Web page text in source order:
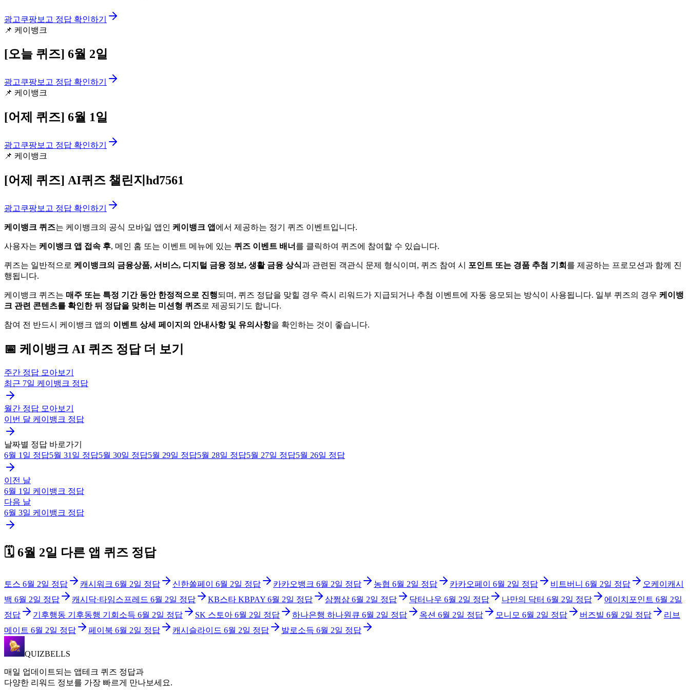
광고쿠팡보고 정답 확인하기
📌 케이뱅크
[오늘 퀴즈] 6월 2일
광고쿠팡보고 정답 확인하기
📌 케이뱅크
[어제 퀴즈] 6월 1일
광고쿠팡보고 정답 확인하기
📌 케이뱅크
[어제 퀴즈] AI퀴즈 챌린지hd7561
광고쿠팡보고 정답 확인하기
케이뱅크 퀴즈는 케이뱅크의 공식 모바일 앱인 케이뱅크 앱 에서 제공하는 정기 퀴즈 이벤트입니다.
사용자는 케이뱅크 앱 접속 후, 메인 홈 또는 이벤트 메뉴에 있는 퀴즈 이벤트 배너 를 클릭하여 퀴즈에 참여할 수 있습니다.
퀴즈는 일반적으로 케이뱅크의 금융상품, 서비스, 디지털 금융 정보, 생활 금융 상식과 관련된 객관식 문제 형식이며, 퀴즈 참여 시 포인트 또는 경품 추첨 기회 를 제공하는 프로모션과 함께 진
행됩니다.
케이뱅크 퀴즈는 매주 또는 특정 기간 동안 한정적으로 진행되며, 퀴즈 정답을 맞힐 경우 즉시 리워드가 지급되거나 추첨 이벤트에 자동 응모되는 방식이 사용됩니다. 일부 퀴즈의 경우 케이뱅
크 관련 콘텐츠를 확인한 뒤 정답을 맞히는 미션형 퀴즈로 제공되기도 합니다.
참여 전 반드시 케이뱅크 앱의 이벤트 상세 페이지의 안내사항 및 유의사항을 확인하는 것이 좋습니다.
📅 케이뱅크 AI 퀴즈 정답 더 보기
주간 정답 모아보기
최근 7일 케이뱅크 정답
월간 정답 모아보기
이번 달 케이뱅크 정답
날짜별 정답 바로가기
6월 1일 정답5월 31일 정답5월 30일 정답5월 29일 정답5월 28일 정답5월 27일 정답5월 26일 정답
이전 날
6월 1일 케이뱅크 정답
다음 날
6월 3일 케이뱅크 정답
🗓️ 6월 2일 다른 앱 퀴즈 정답
토스 6월 2일 정답 캐시워크 6월 2일 정답 신한쏠페이 6월 2일 정답 카카오뱅크 6월 2일 정답 농협 6월 2일 정답 카카오페이 6월 2일 정답 비트버니 6월 2일 정답
오케이캐시
백 6월 2일 정답 캐시닥·타임스프레드 6월 2일 정답 KB스타 KBPAY 6월 2일 정답 삼쩜삼 6월 2일 정답 닥터나우 6월 2일 정답 나만의 닥터 6월 2일 정답 에이치포인트 6월 2일
정답
기후행동 기후동행 기회소득 6월 2일 정답 SK 스토아 6월 2일 정답 하나은행 하나원큐 6월 2일 정답 옥션 6월 2일 정답 모니모 6월 2일 정답 버즈빌 6월 2일 정답
리브
메이트 6월 2일 정답 페이북 6월 2일 정답 캐시슬라이드 6월 2일 정답 발로소득 6월 2일 정답
QUIZBELLS
매일 업데이트되는 앱테크 퀴즈 정답과
다양한 리워드 정보를 가장 빠르게 만나보세요.